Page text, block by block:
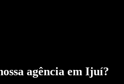
agência em Ijuí?